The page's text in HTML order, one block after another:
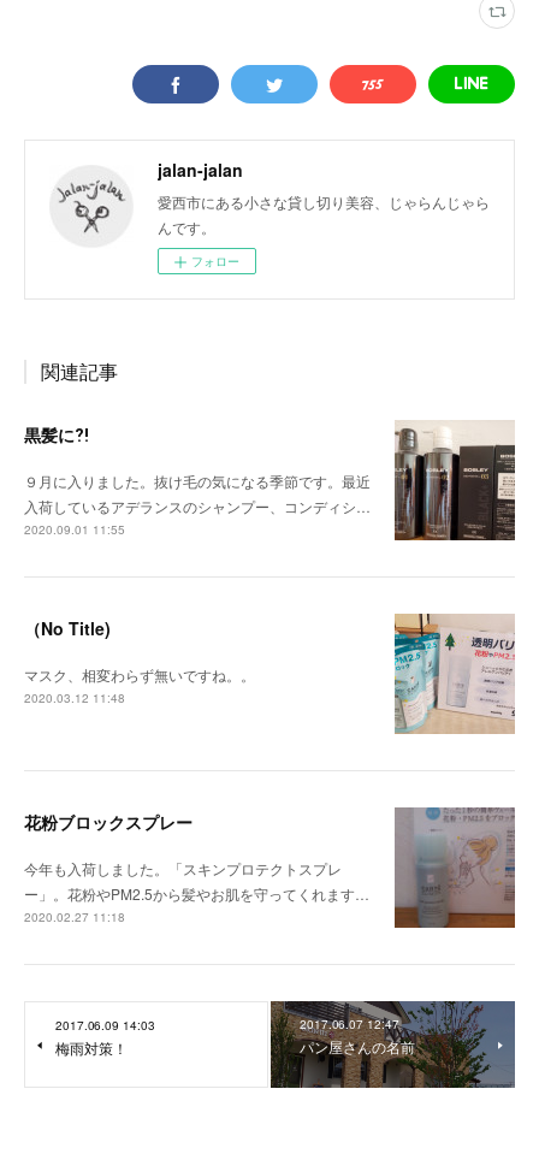
jalan-jalan
愛西市にある小さな貸し切り美容、じゃらんじゃら
んです。
フォロー
関連記事
黒髪に⁈
９月に入りました。抜け毛の気になる季節です。最近
入荷しているアデランスのシャンプー、コンディシ…
2020.09.01 11:55
（No Title)
マスク、相変わらず無いですね。。
2020.03.12 11:48
花粉ブロックスプレー
今年も入荷しました。「スキンプロテクトスプレ
ー」。花粉やPM2.5から髪やお肌を守ってくれます…
2020.02.27 11:18
2017.06.09 14:03
梅雨対策！
2017.06.07 12:47
パン屋さんの名前